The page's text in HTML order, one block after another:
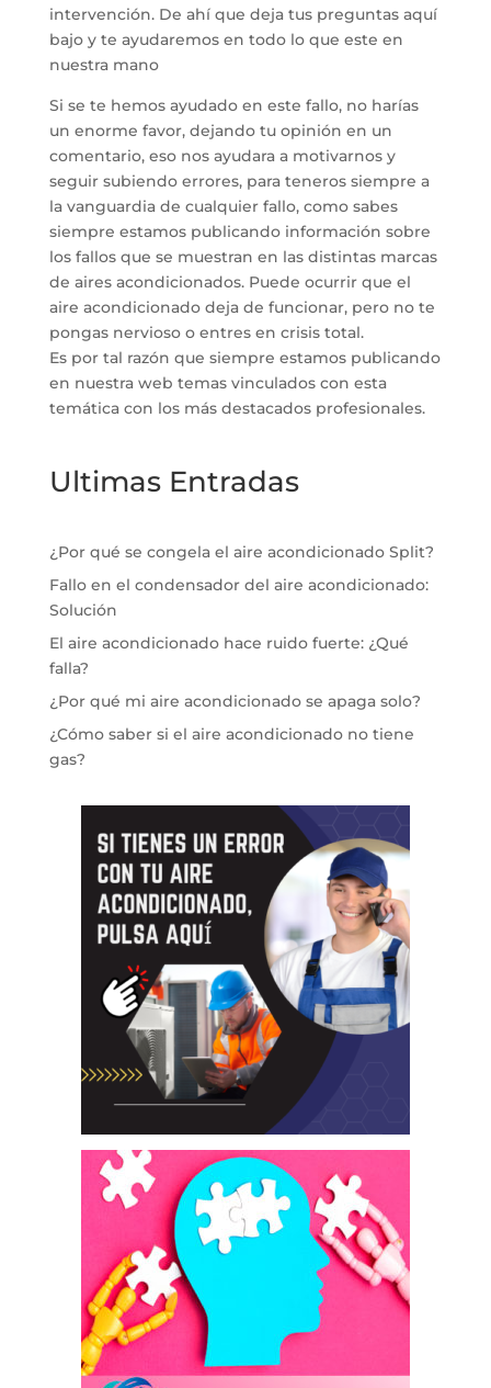
intervención. De ahí que deja tus preguntas aquí
bajo y te ayudaremos en todo lo que este en
nuestra mano
Si se te hemos ayudado en este fallo, no harías
un enorme favor, dejando tu opinión en un
comentario, eso nos ayudara a motivarnos y
seguir subiendo errores, para teneros siempre a
la vanguardia de cualquier fallo, como sabes
siempre estamos publicando información sobre
los fallos que se muestran en las distintas marcas
de aires acondicionados. Puede ocurrir que el
aire acondicionado deja de funcionar, pero no te
pongas nervioso o entres en crisis total.
Es por tal razón que siempre estamos publicando
en nuestra web temas vinculados con esta
temática con los más destacados profesionales.
Ultimas Entradas
¿Por qué se congela el aire acondicionado Split?
Fallo en el condensador del aire acondicionado:
Solución
El aire acondicionado hace ruido fuerte: ¿Qué
falla?
¿Por qué mi aire acondicionado se apaga solo?
¿Cómo saber si el aire acondicionado no tiene
gas?